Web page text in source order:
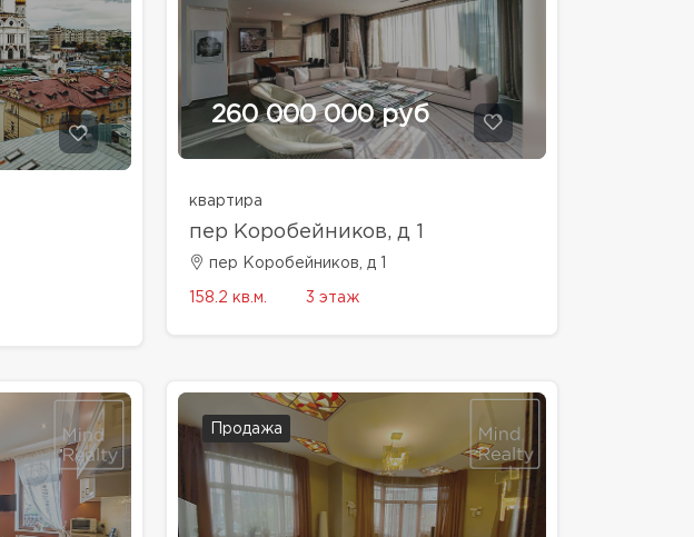
260 000 000 руб
квартира
пер Коробейников, д 1
пер Коробейников, д 1
158.2 кв.м. 3 этаж
Продажа